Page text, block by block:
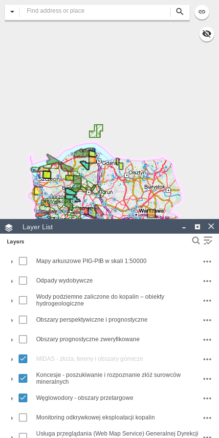
PIG-PIB
1:8,000,000
Search
Layer List -
Layers
Mapy arkuszowe PIG-PIB w skali 1:50000
Odpady wydobywcze
Wody podziemne zaliczone do kopalin – obiekty
hydrogeologiczne
Obszary perspektywiczne i prognostyczne
Obszary prognostyczne zweryfikowane
MIDAS - złoża, tereny i obszary górnicze
Koncesje - poszukiwanie i rozpoznanie złóż surowców
mineralnych
Węglowodory - obszary przetargowe
Monitoring odkrywkowej eksploatacji kopalin
Usługa przeglądania (Web Map Service) Generalnej Dyrekcji